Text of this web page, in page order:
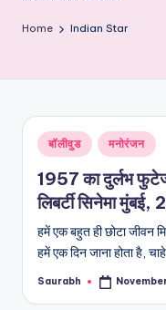
समाचार
–
और
विश्व
Home Indian Star
Posted
in
बॉलीवुड मनोरंजन
1957 का दुर्लभ
लिबर्टी सिनेमा
हमें एक बहुत ही छोटा जीवन
हमें एक दिन जाना होता है,
Posted
Saurabh